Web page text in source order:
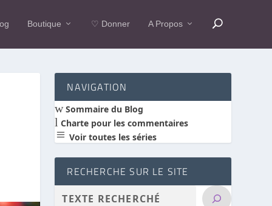
Boutique ♡ Donner A Propos
NAVIGATION
wSommaire du Blog
l Charte pour les commentaires
a Voir toutes les séries
RECHERCHE SUR LE SITE